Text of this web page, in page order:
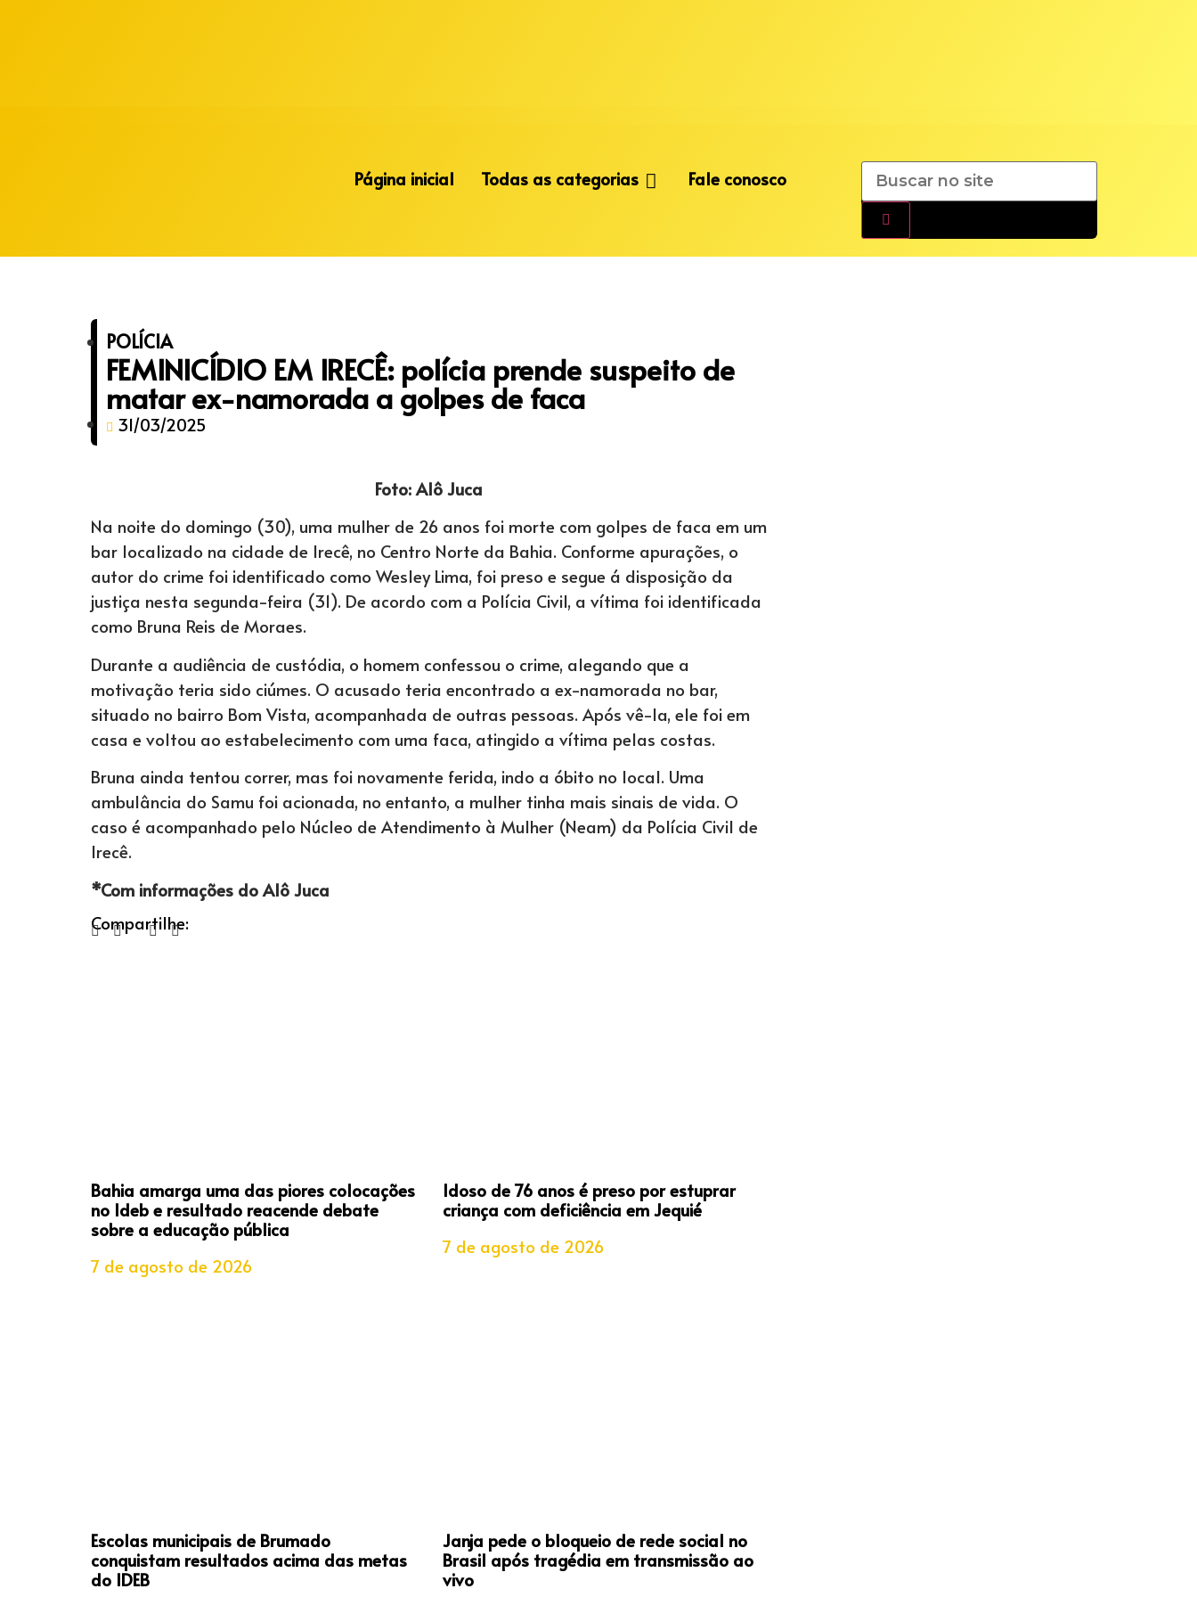
Página inicial Todas as categorias Fale conosco
POLÍCIA
FEMINICÍDIO EM IRECÊ: polícia prende suspeito de
matar ex-namorada a golpes de faca
31/03/2025
Foto: Alô Juca
Na noite do domingo (30), uma mulher de 26 anos foi morte com golpes de faca em um
bar localizado na cidade de Irecê, no Centro Norte da Bahia. Conforme apurações, o
autor do crime foi identificado como Wesley Lima, foi preso e segue á disposição da
justiça nesta segunda-feira (31). De acordo com a Polícia Civil, a vítima foi identificada
como Bruna Reis de Moraes.
Durante a audiência de custódia, o homem confessou o crime, alegando que a
motivação teria sido ciúmes. O acusado teria encontrado a ex-namorada no bar,
situado no bairro Bom Vista, acompanhada de outras pessoas. Após vê-la, ele foi em
casa e voltou ao estabelecimento com uma faca, atingido a vítima pelas costas.
Bruna ainda tentou correr, mas foi novamente ferida, indo a óbito no local. Uma
ambulância do Samu foi acionada, no entanto, a mulher tinha mais sinais de vida. O
caso é acompanhado pelo Núcleo de Atendimento à Mulher (Neam) da Polícia Civil de
Irecê.
*Com informações do Alô Juca
Compartilhe:
Bahia amarga uma das piores colocações
no Ideb e resultado reacende debate
sobre a educação pública
7 de agosto de 2026
Idoso de 76 anos é preso por estuprar
criança com deficiência em Jequié
7 de agosto de 2026
Escolas municipais de Brumado
conquistam resultados acima das metas
do IDEB
Janja pede o bloqueio de rede social no
Brasil após tragédia em transmissão ao
vivo